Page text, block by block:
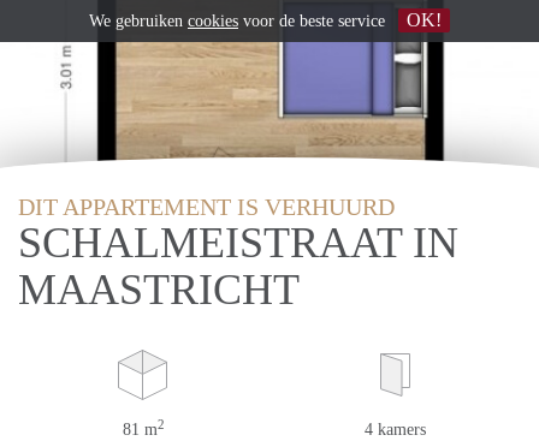
DIT APPARTEMENT IS VERHUURD
SCHALMEISTRAAT IN
MAASTRICHT
81 m2 4 kamers
We gebruiken cookies voor de beste service OK!